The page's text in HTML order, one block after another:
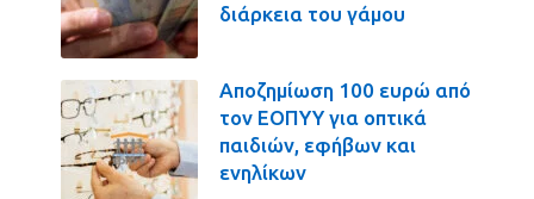
διάρκεια του γάμου
Αποζημίωση 100 ευρώ από
τον ΕΟΠΥΥ για οπτικά
παιδιών, εφήβων και
ενηλίκων